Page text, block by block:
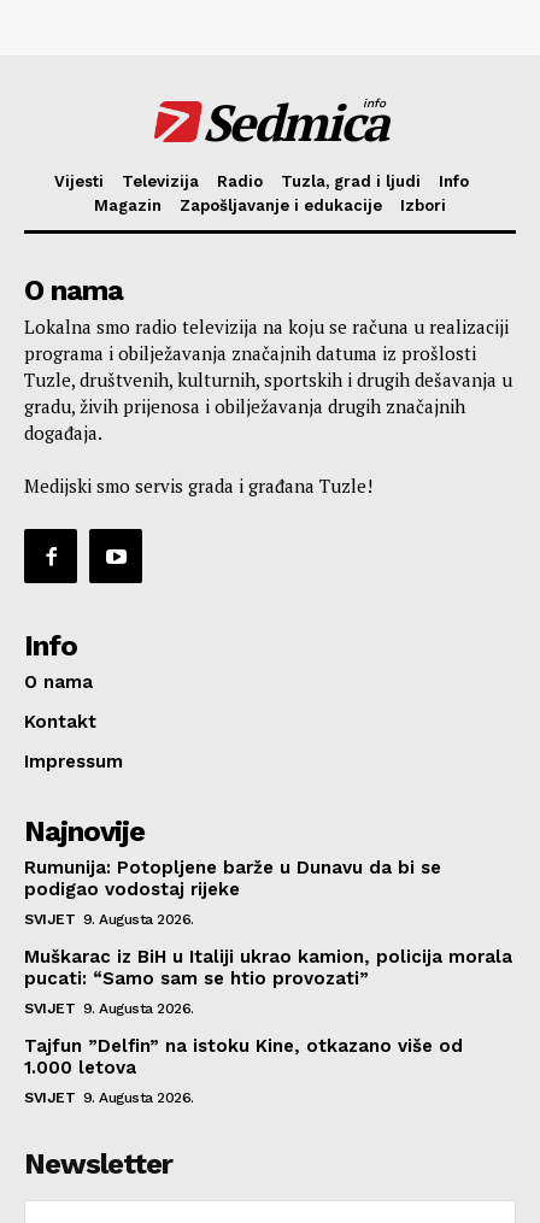
Sedmica
info
Vijesti Televizija Radio Tuzla, grad i ljudi
Info
Magazin
Zapošljavanje i edukacije Izbori
O nama
Lokalna smo radio televizija na koju se računa u realizaciji
programa i obilježavanja značajnih datuma iz prošlosti
Tuzle, društvenih, kulturnih, sportskih i drugih dešavanja u
gradu, živih prijenosa i obilježavanja drugih značajnih
događaja.
Medijski smo servis grada i građana Tuzle!
Info
O nama
Kontakt
Impressum
Najnovije
Rumunija: Potopljene barže u Dunavu da bi se
podigao vodostaj rijeke
SVIJET 9. Augusta 2026.
Muškarac iz BiH u Italiji ukrao kamion, policija morala
pucati: “Samo sam se htio provozati”
SVIJET 9. Augusta 2026.
Tajfun ”Delfin” na istoku Kine, otkazano više od
1.000 letova
SVIJET 9. Augusta 2026.
Newsletter